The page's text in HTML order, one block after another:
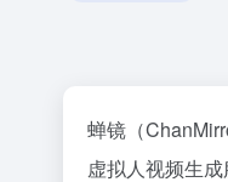
蝉镜（
虚拟人视频生